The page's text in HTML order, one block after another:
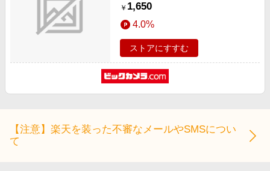
￥ 1,650
4.0%
ストアにすすむ
【注意】楽天を装った不審なメールやSMSについ
て